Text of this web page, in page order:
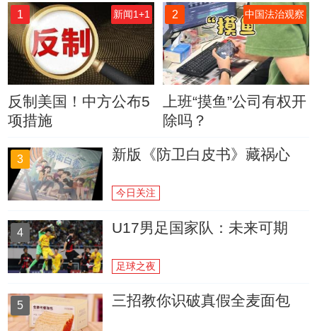
1 新闻1+1
反制美国！中方公布5
项措施
2 中国法治观察
上班“摸鱼”公司有权开
除吗？
3 新版《防卫白皮书》藏祸心
今日关注
4 U17男足国家队：未来可期
足球之夜
5 三招教你识破真假全麦面包